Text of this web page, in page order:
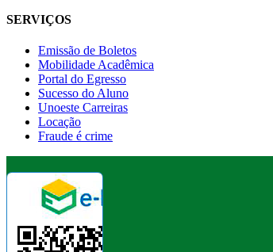
SERVIÇOS
Emissão de Boletos
Mobilidade Acadêmica
Portal do Egresso
Sucesso do Aluno
Unoeste Carreiras
Locação
Fraude é crime